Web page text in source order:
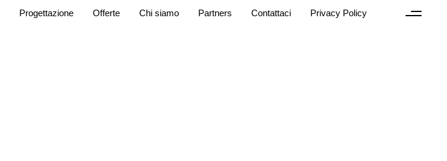
Progettazione Offerte Chi siamo Partners Contattaci Privacy Policy